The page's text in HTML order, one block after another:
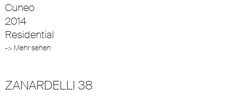
Cuneo
2014
Residential
-> Mehr sehen
ZANARDELLI 38